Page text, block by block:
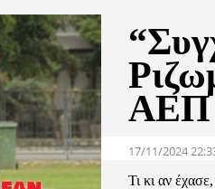
ΑΕΠ
17/11/2024
Τι κι αν